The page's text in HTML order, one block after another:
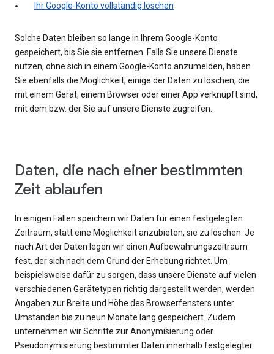
Ihr Google-Konto vollständig löschen
Solche Daten bleiben so lange in Ihrem Google-Konto
gespeichert, bis Sie sie entfernen. Falls Sie unsere Dienste
nutzen, ohne sich in einem Google-Konto anzumelden, haben
Sie ebenfalls die Möglichkeit, einige der Daten zu löschen, die
mit einem Gerät, einem Browser oder einer App verknüpft sind,
mit dem bzw. der Sie auf unsere Dienste zugreifen.
Daten, die nach einer bestimmten
Zeit ablaufen
In einigen Fällen speichern wir Daten für einen festgelegten
Zeitraum, statt eine Möglichkeit anzubieten, sie zu löschen. Je
nach Art der Daten legen wir einen Aufbewahrungszeitraum
fest, der sich nach dem Grund der Erhebung richtet. Um
beispielsweise dafür zu sorgen, dass unsere Dienste auf vielen
verschiedenen Gerätetypen richtig dargestellt werden, werden
Angaben zur Breite und Höhe des Browserfensters unter
Umständen bis zu neun Monate lang gespeichert. Zudem
unternehmen wir Schritte zur Anonymisierung oder
Pseudonymisierung bestimmter Daten innerhalb festgelegter